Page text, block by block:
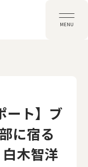
MENU
ート】ブ
に宿る
白木智洋